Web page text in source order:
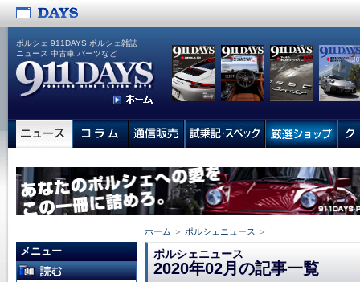
ポルシェ 911DAYS ポルシェ雑誌
ニュース 中古車 パーツなど
ホーム ＞ ポルシェニュース ＞
ポルシェニュース
2020年02月の記事一覧
メニュー